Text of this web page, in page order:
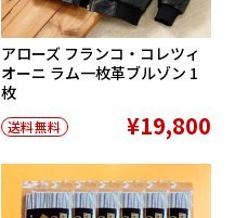
アローズ フランコ・コレツィ
オーニ ラム一枚革ブルゾン 1
枚
送料無料 ¥19,800